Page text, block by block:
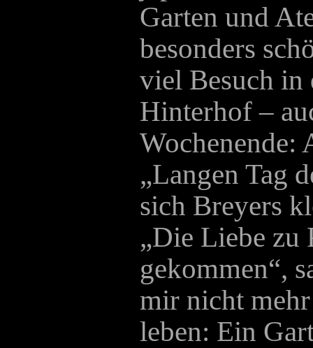
Garten und
besonders
viel Besuch in
Hinterhof –
Wochenende:
„Langen Tag
sich Breyers
„Die Liebe zu
gekommen“,
mir nicht
leben: Ein